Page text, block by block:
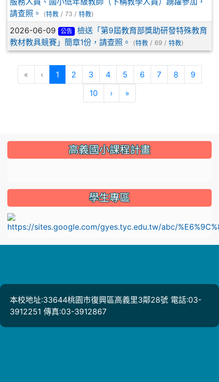
請查照。
(特教 / 73 / 特教)
2026-06-09 公告
檢送「第9屆教育部獎助研發特殊教育
教材教具競賽」簡章1份，請查照。
(特教 / 69 / 特教)
« ‹ 1(current)
2 3 4 5 6 7 8
9
10
› »
::: 高義國小課程計畫
學生專區
本校地址:33644桃園市復興區高義里3鄰28號 電話:03-
3912251 傳真:03-3912867